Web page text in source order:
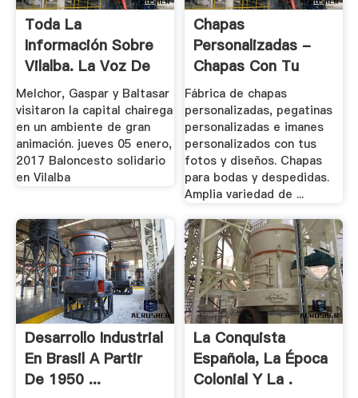
Toda La
Información Sobre
Vilalba. La Voz De
Galicia
Melchor, Gaspar y Baltasar
visitaron la capital chairega
en un ambiente de gran
animación. jueves 05 enero,
2017 Baloncesto solidario
en Vilalba
Chapas
Personalizadas -
Chapas Con Tu
Foto Y .
Fábrica de chapas
personalizadas, pegatinas
personalizadas e imanes
personalizados con tus
fotos y diseños. Chapas
para bodas y despedidas.
Amplia variedad de ...
Desarrollo Industrial
En Brasil A Partir
De 1950 ...
La Conquista
Española, La Época
Colonial Y La .